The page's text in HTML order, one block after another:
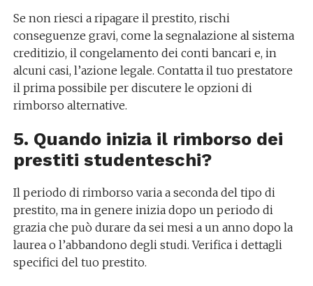
Se non riesci a ripagare il prestito, rischi
conseguenze gravi, come la segnalazione al sistema
creditizio, il congelamento dei conti bancari e, in
alcuni casi, l’azione legale. Contatta il tuo prestatore
il prima possibile per discutere le opzioni di
rimborso alternative.
5. Quando inizia il rimborso dei
prestiti studenteschi?
Il periodo di rimborso varia a seconda del tipo di
prestito, ma in genere inizia dopo un periodo di
grazia che può durare da sei mesi a un anno dopo la
laurea o l’abbandono degli studi. Verifica i dettagli
specifici del tuo prestito.